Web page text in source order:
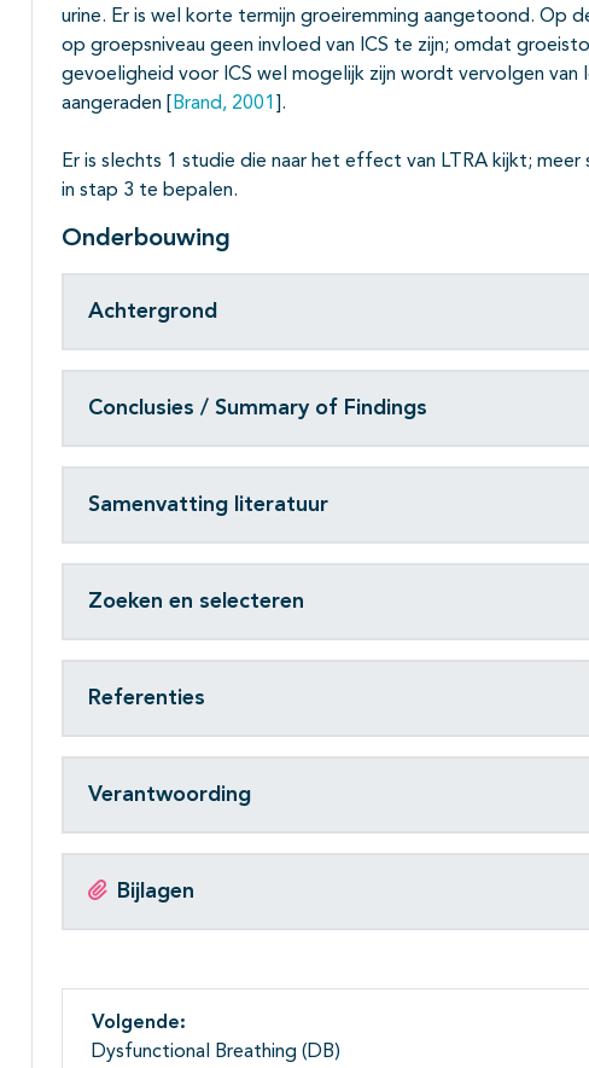
urine. Er is wel korte termijn groeiremming aangetoond. Op
op groepsniveau geen invloed van ICS te zijn; omdat
gevoeligheid voor ICS wel mogelijk zijn wordt vervolgen
aangeraden [ Brand, 2001 ].
Er is slechts 1 studie die naar het effect van LTRA kijkt;
in stap 3 te bepalen.
Onderbouwing
Achtergrond
Conclusies / Summary of Findings
Samenvatting literatuur
Zoeken en selecteren
Referenties
Verantwoording
Bijlagen
Volgende:
Dysfunctional Breathing (DB)